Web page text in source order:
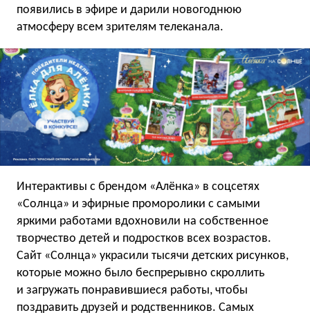
появились в эфире и дарили новогоднюю
атмосферу всем зрителям телеканала.
Интерактивы с брендом «Алёнка» в соцсетях
«Солнца» и эфирные проморолики с самыми
яркими работами вдохновили на собственное
творчество детей и подростков всех возрастов.
Сайт «Солнца» украсили тысячи детских рисунков,
которые можно было беспрерывно скроллить
и загружать понравившиеся работы, чтобы
поздравить друзей и родственников. Самых